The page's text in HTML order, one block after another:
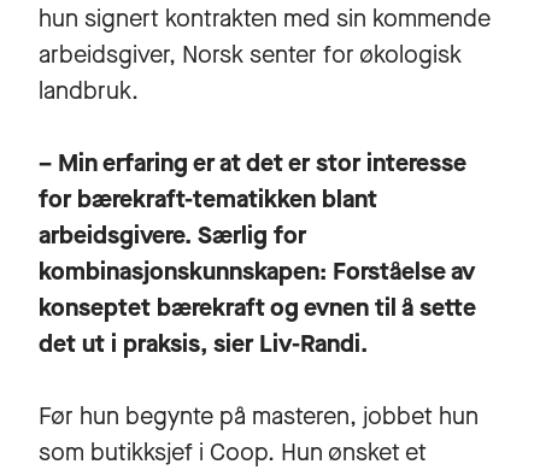
hun signert kontrakten med sin kommende
arbeidsgiver, Norsk senter for økologisk
landbruk.
– Min erfaring er at det er stor interesse
for bærekraft-tematikken blant
arbeidsgivere. Særlig for
kombinasjonskunnskapen: Forståelse av
konseptet bærekraft og evnen til å sette
det ut i praksis, sier Liv-Randi.
Før hun begynte på masteren, jobbet hun
som butikksjef i Coop. Hun ønsket et